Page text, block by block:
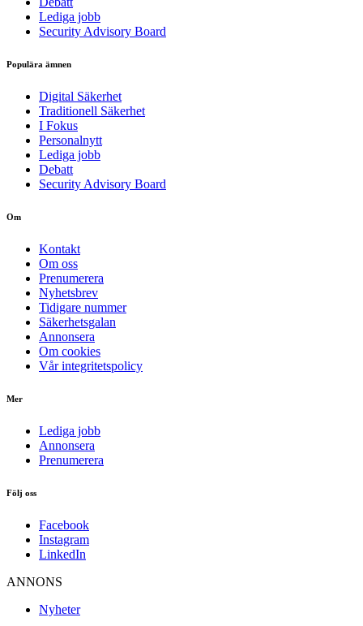
Lediga jobb
Security Advisory Board
Populära ämnen
Digital Säkerhet
Traditionell Säkerhet
I Fokus
Personalnytt
Lediga jobb
Debatt
Security Advisory Board
Om
Kontakt
Om oss
Prenumerera
Nyhetsbrev
Tidigare nummer
Säkerhetsgalan
Annonsera
Om cookies
Vår integritetspolicy
Mer
Lediga jobb
Annonsera
Prenumerera
Följ oss
Facebook
Instagram
LinkedIn
ANNONS
Nyheter